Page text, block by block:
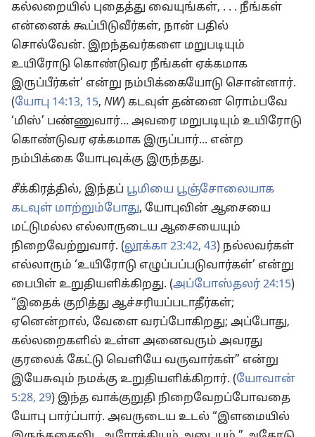
கல்லறையில் புதைத்து வையுங்கள், . . . நீங்கள்
என்னைக் கூப்பிடுவீர்கள், நான் பதில்
சொல்வேன். இறந்தவர்களை மறுபடியும்
உயிரோடு கொண்டுவர நீங்கள் ஏக்கமாக
இருப்பீர்கள்’ என்று நம்பிக்கையோடு சொன்னார்.
(யோபு 14:13, 15, NW) கடவுள் தன்னை ரொம்பவே
‘மிஸ்’ பண்ணுவார்... அவரை மறுபடியும் உயிரோடு
கொண்டுவர ஏக்கமாக இருப்பார்... என்ற
நம்பிக்கை யோபுவுக்கு இருந்தது.
சீக்கிரத்தில், இந்தப் பூமியை பூஞ்சோலையாக
கடவுள் மாற்றும்போது, யோபுவின் ஆசையை
மட்டுமல்ல எல்லாருடைய ஆசையையும்
நிறைவேற்றுவார். (லூக்கா 23:42, 43) நல்லவர்கள்
எல்லாரும் ‘உயிரோடு எழுப்பப்படுவார்கள்’ என்று
பைபிள் உறுதியளிக்கிறது. (அப்போஸ்தலர் 24:15)
“இதைக் குறித்து ஆச்சரியப்படாதீர்கள்;
ஏனென்றால், வேளை வரப்போகிறது; அப்போது,
கல்லறைகளில் உள்ள அனைவரும் அவரது
குரலைக் கேட்டு வெளியே வருவார்கள்” என்று
இயேசுவும் நமக்கு உறுதியளிக்கிறார். (யோவான்
5:28, 29) இந்த வாக்குறுதி நிறைவேறப்போவதை
யோபு பார்ப்பார். அவருடைய உடல் “இளமையில்